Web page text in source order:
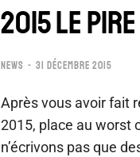
2015 LE
NEWS 31 DÉCEMBRE 2015
Après vous avoir fait
2015, place au worst
n’écrivons pas que